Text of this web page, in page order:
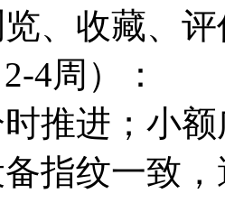
、收藏、
4周）：
时推进；小
指纹一致